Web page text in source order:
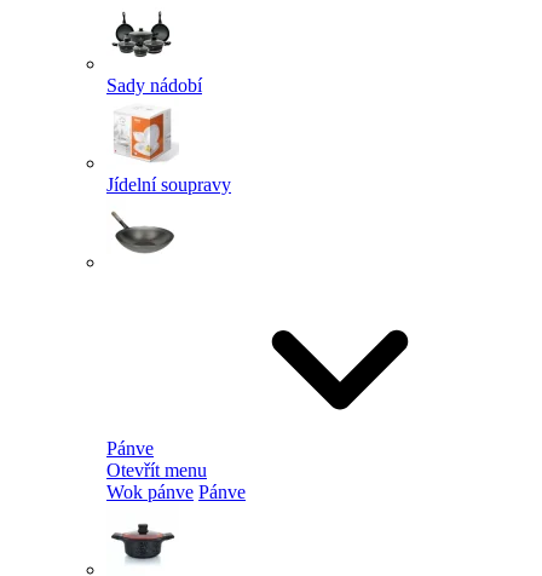
Sady nádobí
Jídelní soupravy
Pánve
Otevřít menu
Wok pánve Pánve